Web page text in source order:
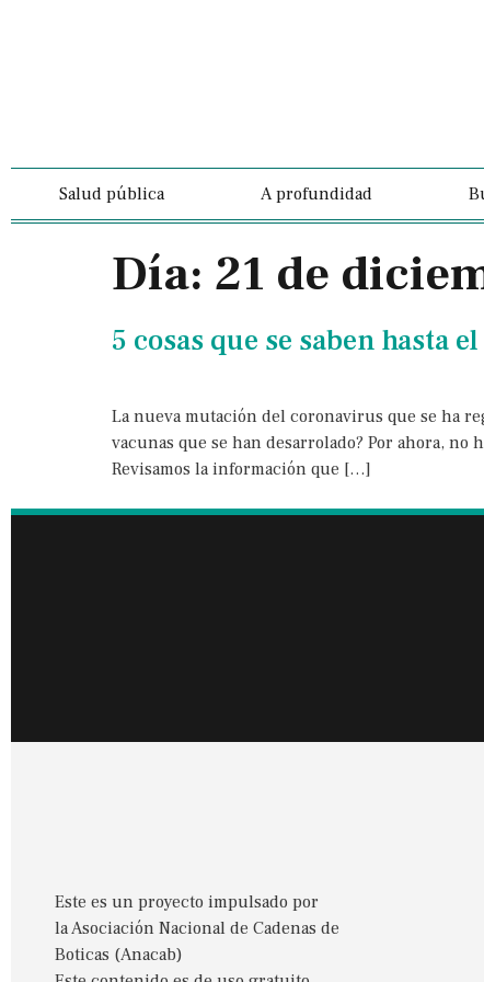
Salud pública A profundidad
Día: 21 de
5 cosas que se saben hasta
La nueva mutación del coronavirus que se ha
vacunas que se han desarrolado? Por ahora,
Revisamos la información que […]
Este es un proyecto impulsado por
la Asociación Nacional de Cadenas de
Boticas (Anacab)